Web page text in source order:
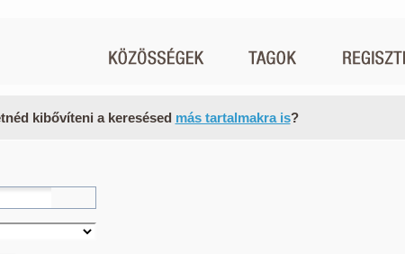
kibővíteni a keresésed más tartalmakra is?